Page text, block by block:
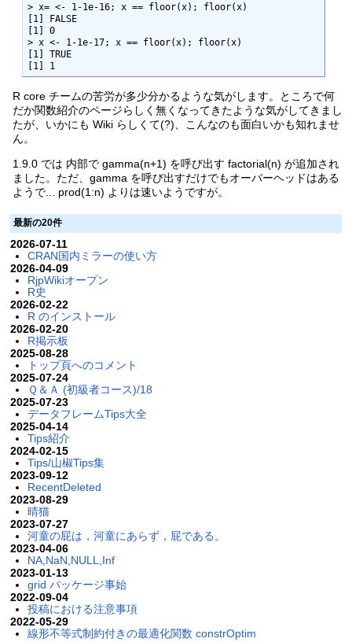
> x= <- 1-1e-16; x == floor(x); floor(x)
[1] FALSE
[1] 0
> x <- 1-1e-17; x == floor(x); floor(x)
[1] TRUE
[1] 1
R core チームの苦労が多少分かるような気がします。ところで何
だか関数紹介のページらしく無くなってきたような気がしてきまし
たが、いかにも Wiki らしくて(?)、こんなのも面白いかも知れませ
ん。
1.9.0 では 内部で gamma(n+1) を呼び出す factorial(n) が追加され
ました。ただ、gamma を呼び出すだけでもオーバーヘッドはある
ようで... prod(1:n) よりは速いようですが。
最新の20件
2026-07-11
CRAN国内ミラーの使い方
2026-04-09
RjpWikiオープン
R史
2026-02-22
R のインストール
2026-02-20
R掲示板
2025-08-28
トップ頁へのコメント
2025-07-24
Ｑ＆Ａ (初級者コース)/18
2025-07-23
データフレームTips大全
2025-04-14
Tips紹介
2024-02-15
Tips/山椒Tips集
2023-09-12
RecentDeleted
2023-08-29
晴猫
2023-07-27
河童の屁は，河童にあらず，屁である。
2023-04-06
NA,NaN,NULL,Inf
2023-01-13
grid パッケージ事始
2022-09-04
投稿における注意事項
2022-05-29
線形不等式制約付きの最適化関数 constrOptim